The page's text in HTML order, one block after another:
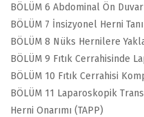
BÖLÜM 6 Abdominal Ön
BÖLÜM 7 İnsizyonel Herni
BÖLÜM 8 Nüks Hernilere
BÖLÜM 9 Fıtık Cerrahisinde
BÖLÜM 10 Fıtık Cerrahisi
BÖLÜM 11 Laparoskopik
Herni Onarımı (TAPP)